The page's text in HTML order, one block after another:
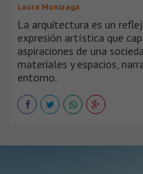
Laura Munizaga
La arquitectura es un
expresión artística que
aspiraciones de una
materiales y espacios,
entorno.